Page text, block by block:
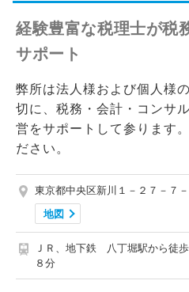
経験豊富な税理士が税
サポート
弊所は法人様および個人様
切に、税務・会計・コンサ
営をサポートして参ります
ださい。
東京都中央区新川１－２７－７
地図
ＪＲ、地下鉄 八丁堀駅から徒
８分